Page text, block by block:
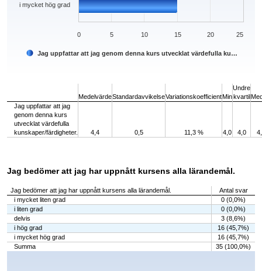
Jag uppfattar att jag genom denna kurs utvecklat värdefulla ku…
i mycket hög grad
0 5 10 15 20 25
MedelvärdeStandardavvikelseVariationskoefficientMin
Undre
kvartil
Jag uppfattar att jag
genom denna kurs
utvecklat värdefulla
kunskaper/färdigheter.
4,4 0,5 11,3 % 4,0 4,0
Jag bedömer att jag har uppnått kursens alla lärandemål.
Jag bedömer att jag har uppnått kursens alla lärandemål.
Antal svar
i mycket liten grad
0 (0,0%)
i liten grad
0 (0,0%)
delvis
3 (8,6%)
i hög grad
16 (45,7%)
i mycket hög grad
16 (45,7%)
Summa
35 (100,0%)
Chart